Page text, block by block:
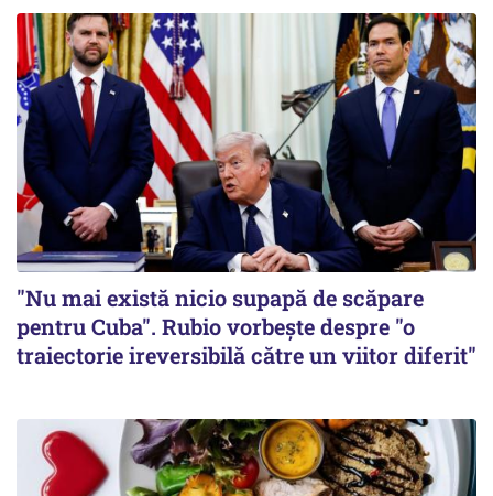
"Nu mai există nicio supapă de scăpare
pentru Cuba". Rubio vorbește despre "o
traiectorie ireversibilă către un viitor diferit"